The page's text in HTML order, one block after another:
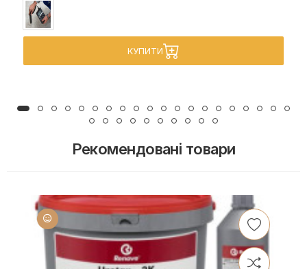
КУПИТИ
Рекомендовані товари